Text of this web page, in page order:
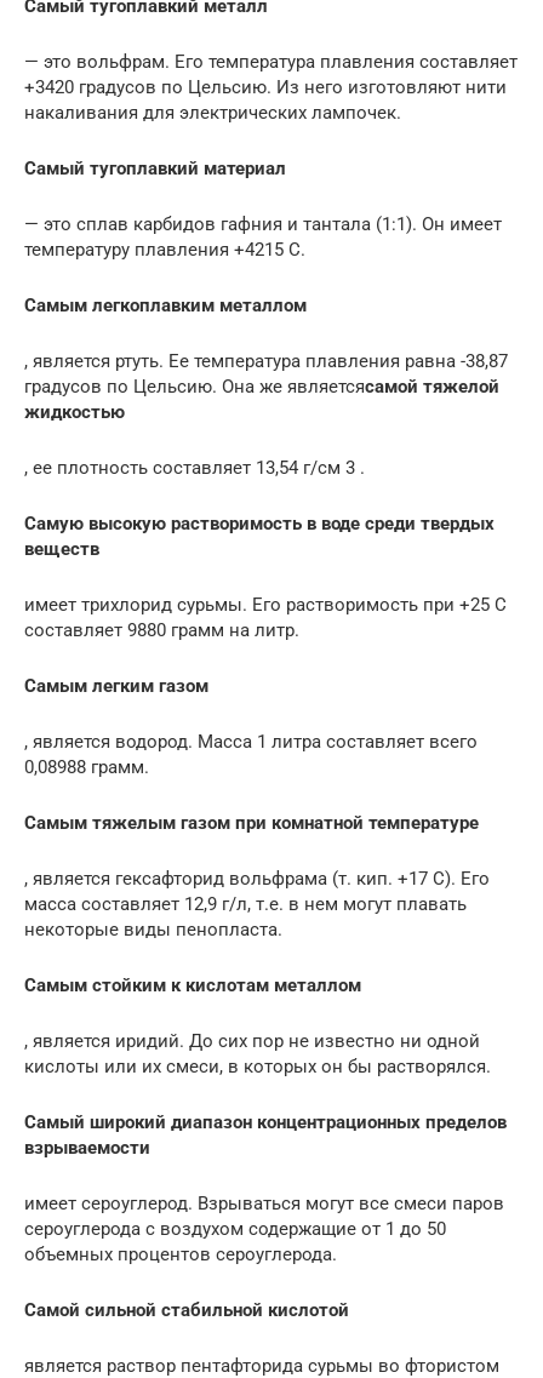
Самый тугоплавкий металл
— это вольфрам. Его температура плавления составляет
+3420 градусов по Цельсию. Из него изготовляют нити
накаливания для электрических лампочек.
Самый тугоплавкий материал
— это сплав карбидов гафния и тантала (1:1). Он имеет
температуру плавления +4215 С.
Самым легкоплавким металлом
, является ртуть. Ее температура плавления равна -38,87
градусов по Цельсию. Она же являетсясамой тяжелой
жидкостью
, ее плотность составляет 13,54 г/см 3 .
Самую высокую растворимость в воде среди твердых
веществ
имеет трихлорид сурьмы. Его растворимость при +25 С
составляет 9880 грамм на литр.
Самым легким газом
, является водород. Масса 1 литра составляет всего
0,08988 грамм.
Самым тяжелым газом при комнатной температуре
, является гексафторид вольфрама (т. кип. +17 С). Его
масса составляет 12,9 г/л, т.е. в нем могут плавать
некоторые виды пенопласта.
Самым стойким к кислотам металлом
, является иридий. До сих пор не известно ни одной
кислоты или их смеси, в которых он бы растворялся.
Самый широкий диапазон концентрационных пределов
взрываемости
имеет сероуглерод. Взрываться могут все смеси паров
сероуглерода с воздухом содержащие от 1 до 50
объемных процентов сероуглерода.
Самой сильной стабильной кислотой
является раствор пентафторида сурьмы во фтористом